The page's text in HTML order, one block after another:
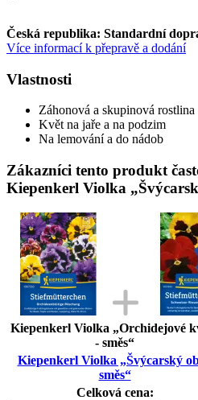
Česká republika: Standardní
Více informací k přepravě a dodání
Vlastnosti
Záhonová a skupinová rostlina
Květ na jaře a na podzim
Na lemování a do nádob
Zákazníci tento produkt
Kiepenkerl Violka
Kiepenkerl Violka „Orchidejové
- směs“
Kiepenkerl Violka „Švýcarský
směs“
Celková cena: